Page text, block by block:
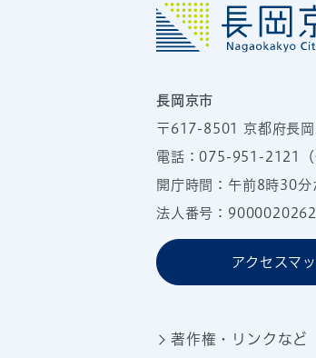
長岡京市
〒617-8501 京都府長
電話：075-951-2121
開庁時間：午前8時30
法人番号：
アクセスマ
著作権・リンクなど